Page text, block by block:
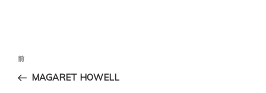
投
ナ
前
の
前
MAGARET HOWELL